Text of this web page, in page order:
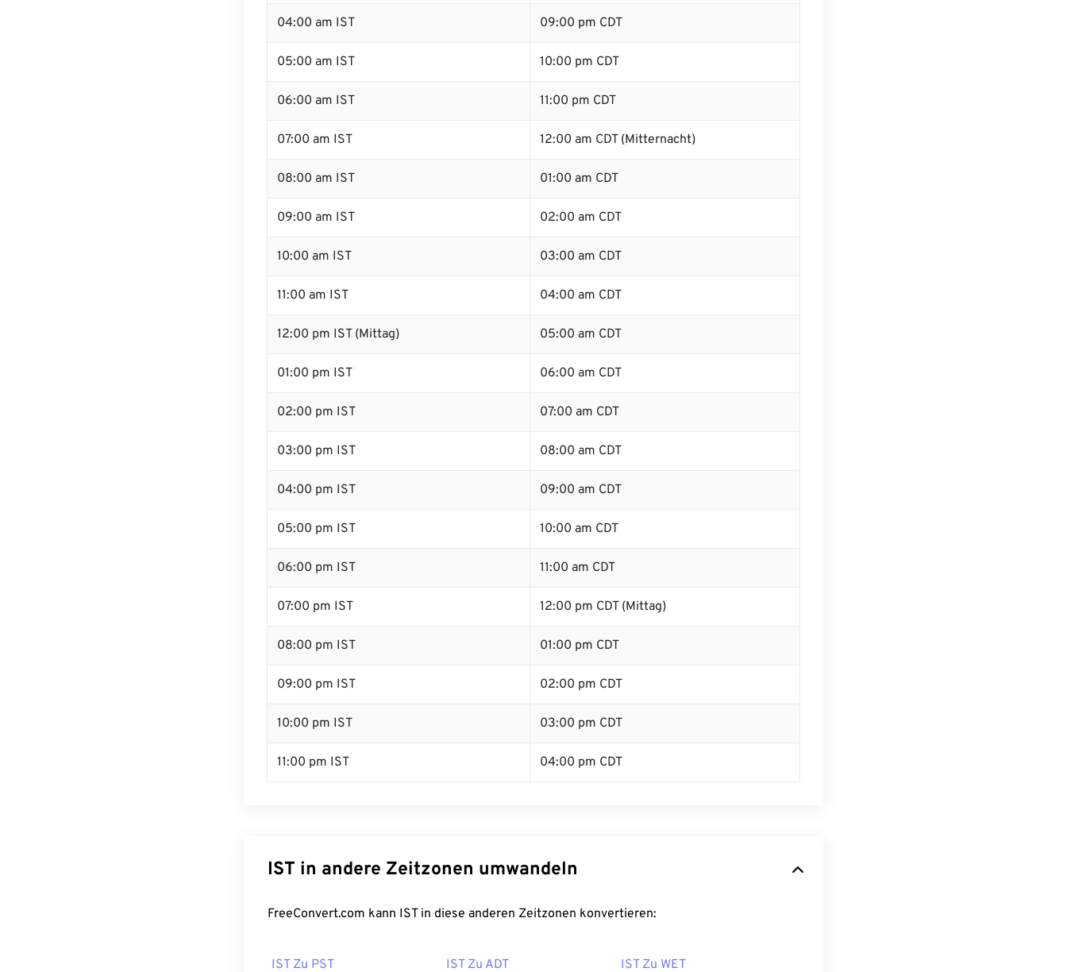
04:00 am IST 09:00 pm CDT
05:00 am IST 10:00 pm CDT
06:00 am IST 11:00 pm CDT
07:00 am IST 12:00 am CDT (Mitternacht)
08:00 am IST 01:00 am CDT
09:00 am IST 02:00 am CDT
10:00 am IST 03:00 am CDT
11:00 am IST 04:00 am CDT
12:00 pm IST (Mittag) 05:00 am CDT
01:00 pm IST 06:00 am CDT
02:00 pm IST 07:00 am CDT
03:00 pm IST 08:00 am CDT
04:00 pm IST 09:00 am CDT
05:00 pm IST 10:00 am CDT
06:00 pm IST 11:00 am CDT
07:00 pm IST 12:00 pm CDT (Mittag)
08:00 pm IST 01:00 pm CDT
09:00 pm IST 02:00 pm CDT
10:00 pm IST 03:00 pm CDT
11:00 pm IST 04:00 pm CDT
IST in andere Zeitzonen umwandeln
FreeConvert.com kann IST in diese anderen Zeitzonen konvertieren:
IST Zu PST IST Zu ADT IST Zu WET